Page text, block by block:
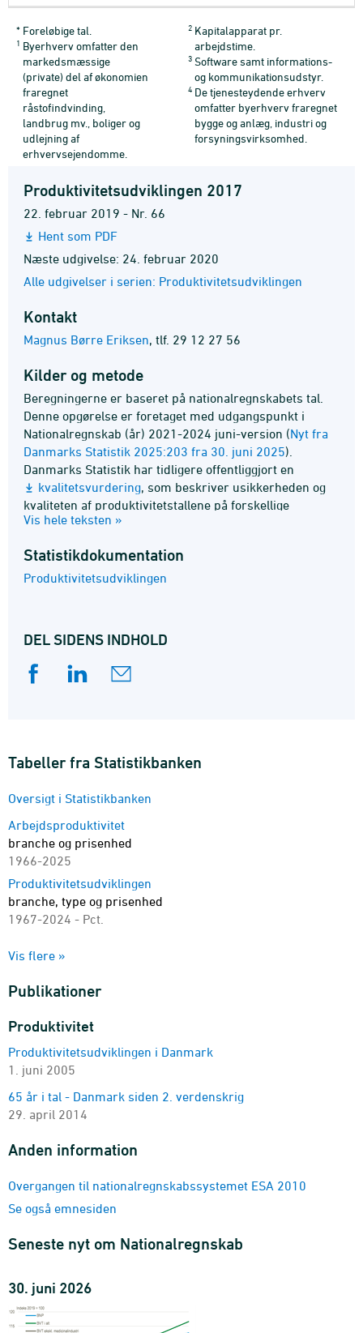
* Foreløbige tal.
1 Byerhverv omfatter den
markedsmæssige
(private) del af økonomien
fraregnet
råstofindvinding,
landbrug mv., boliger og
udlejning af
erhvervsejendomme.
2 Kapitalapparat pr.
arbejdstime.
3 Software samt informations-
og kommunikationsudstyr.
4 De tjenesteydende erhverv
omfatter byerhverv fraregnet
bygge og anlæg, industri og
forsyningsvirksomhed.
Produktivitetsudviklingen 2017
22. februar 2019 - Nr. 66
Hent som PDF
Næste udgivelse: 24. februar 2020
Alle udgivelser i serien: Produktivitetsudviklingen
Kontakt
Magnus Børre Eriksen, tlf. 29 12 27 56
Kilder og metode
Beregningerne er baseret på nationalregnskabets tal.
Denne opgørelse er foretaget med udgangspunkt i
Nationalregnskab (år) 2021-2024 juni-version (Nyt fra
Danmarks Statistik 2025:203 fra 30. juni 2025).
Danmarks Statistik har tidligere offentliggjort en
kvalitetsvurdering, som beskriver usikkerheden og
kvalite­ten af produktivitetstallene på forskellige
brancher.
Vis hele teksten »
Statistik­dokumentation
Produktivitetsudviklingen
DEL SIDENS INDHOLD
Tabeller fra Statistikbanken
Oversigt i Statistikbanken
Arbejdsproduktivitet
branche og prisenhed
1966-2025
Produktivitetsudviklingen
branche, type og prisenhed
1967-2024 - Pct.
branche, type og prisenhed
Produktivitetsudviklingen, KLEMS
branche, type og prisenhed
1967-2017 - Pct.
Vis flere »
Publikationer
Produktivitet
Produktivitetsudviklingen i Danmark
1. juni 2005
65 år i tal - Danmark siden 2. verdenskrig
29. april 2014
Anden information
Overgangen til nationalregnskabssystemet ESA 2010
Se også emnesiden
Seneste nyt om Nationalregnskab
30. juni 2026